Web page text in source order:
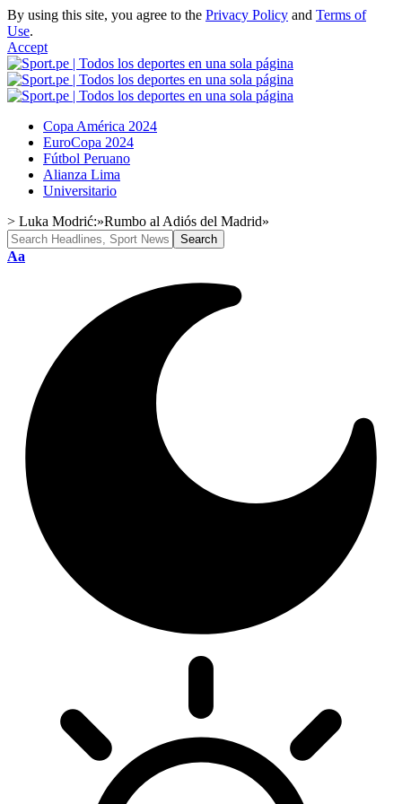
By using this site, you agree to the Privacy Policy and Terms of
Use.
Accept
Copa América 2024
EuroCopa 2024
Fútbol Peruano
Alianza Lima
Universitario
> Luka Modrić:»Rumbo al Adiós del Madrid»
Aa